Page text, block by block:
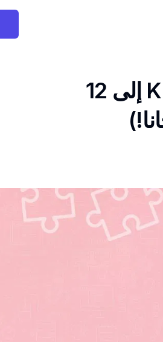
80 نشاطا لاستراحة الدماغ للأطفال من K إلى 12